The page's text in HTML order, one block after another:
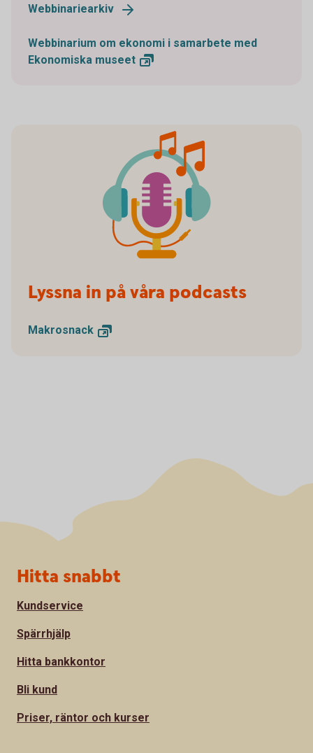
Webbinariearkiv
Webbinarium om ekonomi i samarbete med
Ekonomiska museet
Lyssna in på våra podcasts
Makrosnack
Sidfot
Hitta snabbt
Kundservice
Spärrhjälp
Hitta bankkontor
Bli kund
Priser, räntor och kurser